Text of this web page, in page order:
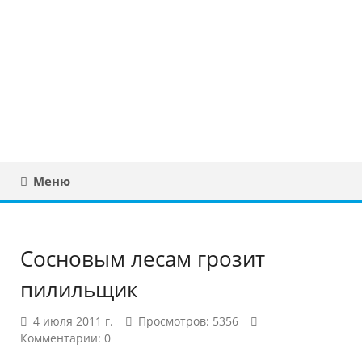
Меню
Сосновым лесам грозит
пилильщик
4 июля 2011 г.
Просмотров: 5356
Комментарии: 0